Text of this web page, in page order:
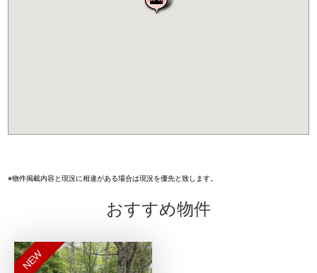
※物件掲載内容と現況に相違がある場合は現況を優先と致します。
おすすめ物件
NEW